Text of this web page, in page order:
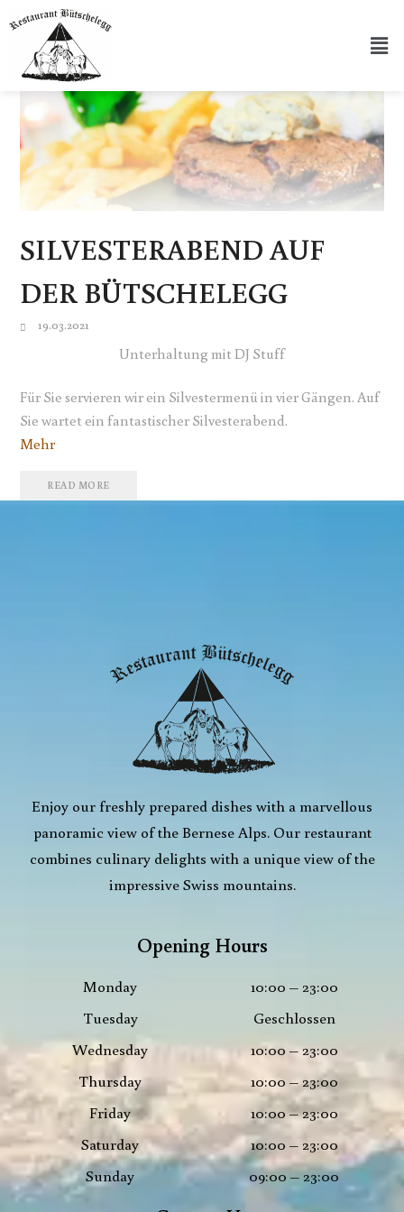
SILVESTERABEND AUF
DER BÜTSCHELEGG
19.03.2021
Unterhaltung mit DJ Stuff
Für Sie servieren wir ein Silvestermenü in vier Gängen. Auf
Sie wartet ein fantastischer Silvesterabend.
Mehr
READ MORE
Enjoy our freshly prepared dishes with a marvellous
panoramic view of the Bernese Alps. Our restaurant
combines culinary delights with a unique view of the
impressive Swiss mountains.
Opening Hours
Monday
Tuesday
Wednesday
Thursday
Friday
Saturday
Sunday
10:00 – 23:00
Geschlossen
10:00 – 23:00
10:00 – 23:00
10:00 – 23:00
10:00 – 23:00
09:00 – 23:00